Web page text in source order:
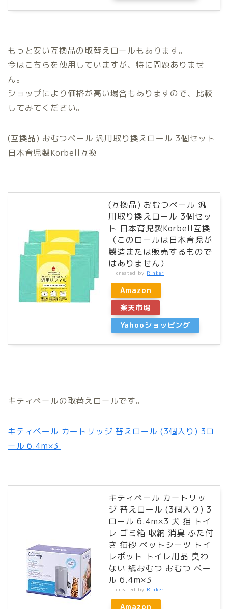
もっと安い互換品の取替えロールもあります。
今はこちらを使用していますが、特に問題ありませ
ん。
ショップにより価格が高い場合もありますので、比較
してみてください。
(互換品) おむつペール 汎用取り換えロール 3個セット
日本育児製Korbell互換
(互換品) おむつペール 汎
用取り換えロール 3個セッ
ト 日本育児製Korbell互換
（このロールは日本育児が
製造または販売するもので
はありません）
created by Rinker
Amazon
楽天市場
Yahooショッピング
キティペールの取替えロールです。
キティペール カートリッジ 替えロール (3個入り) 3ロ
ール 6.4m×3
キティペール カートリッ
ジ 替えロール (3個入り) 3
ロール 6.4m×3 犬 猫 トイ
レ ゴミ箱 収納 消臭 ふた付
き 猫砂 ペットシーツ トイ
レポット トイレ用品 臭わ
ない 紙おむつ おむつ ペー
ル 6.4m×3
created by Rinker
Amazon